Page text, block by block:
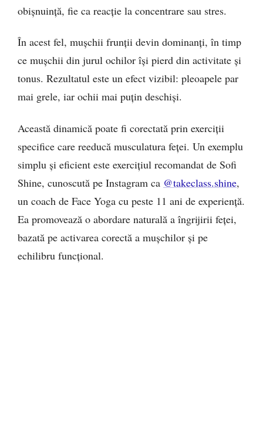
obișnuință, fie ca reacție la concentrare sau stres.
În acest fel, mușchii frunții devin dominanți, în timp
ce mușchii din jurul ochilor își pierd din activitate și
tonus. Rezultatul este un efect vizibil: pleoapele par
mai grele, iar ochii mai puțin deschiși.
Această dinamică poate fi corectată prin exerciții
specifice care reeducă musculatura feței. Un exemplu
simplu și eficient este exercițiul recomandat de Sofi
Shine, cunoscută pe Instagram ca @takeclass.shine,
un coach de Face Yoga cu peste 11 ani de experiență.
Ea promovează o abordare naturală a îngrijirii feței,
bazată pe activarea corectă a mușchilor și pe
echilibru funcțional.